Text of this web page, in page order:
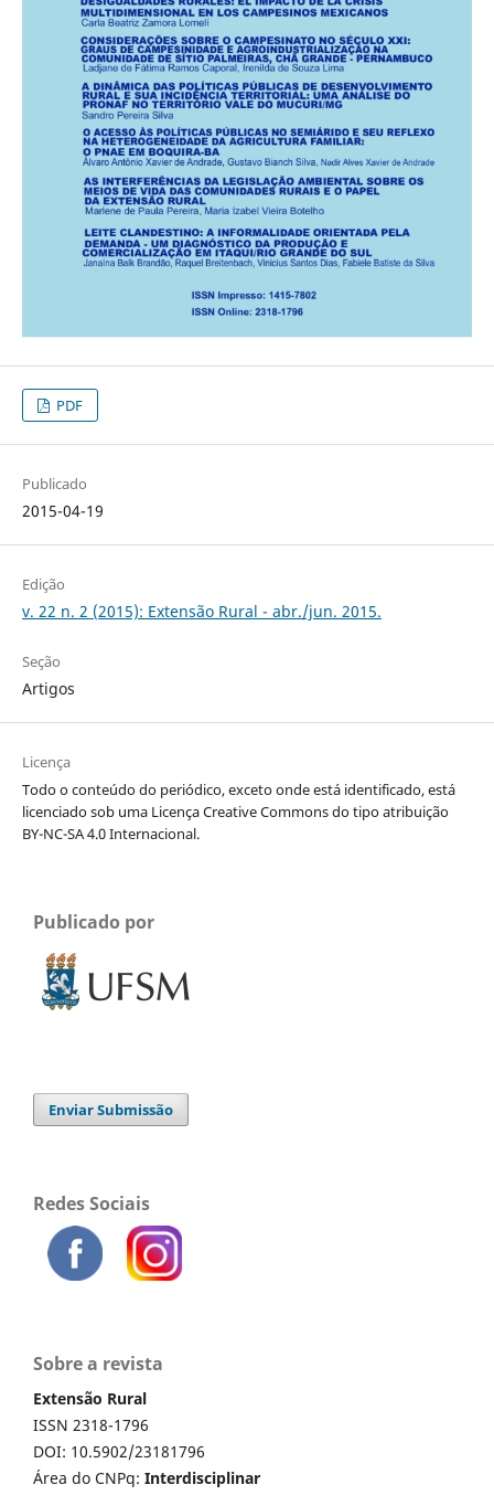
PDF
Publicado
2015-04-19
Edição
v. 22 n. 2 (2015): Extensão Rural - abr./jun. 2015.
Seção
Artigos
Licença
Todo o conteúdo do periódico, exceto onde está identificado, está
licenciado sob uma Licença Creative Commons do tipo atribuição
BY-NC-SA 4.0 Internacional.
Publicado por
Enviar Submissão
Redes Sociais
Sobre a revista
Extensão Rural
ISSN 2318-1796
DOI: 10.5902/23181796
Área do CNPq: Interdisciplinar